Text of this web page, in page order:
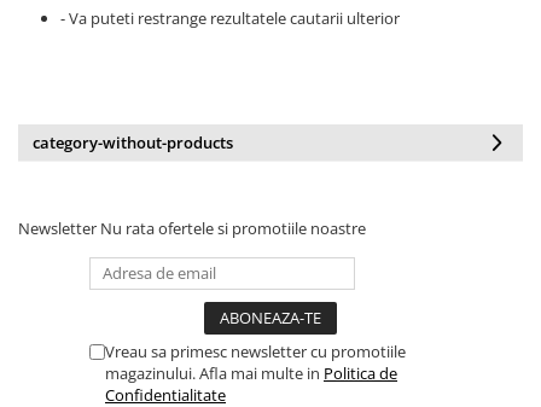
- Va puteti restrange rezultatele cautarii ulterior
category-without-products
Newsletter Nu rata ofertele si promotiile noastre
Vreau sa primesc newsletter cu promotiile
magazinului. Afla mai multe in Politica de
Confidentialitate